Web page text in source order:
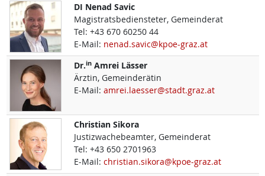
DI Nenad Savic
Magistratsbediensteter, Gemeinderat
Tel: +43 670 60250 44
E-Mail: nenad.savic@kpoe-graz.at
Dr.in Amrei Lässer
Ärztin, Gemeinderätin
E-Mail: amrei.laesser@stadt.graz.at
Christian Sikora
Justizwachebeamter, Gemeinderat
Tel: +43 650 2701963
E-Mail: christian.sikora@kpoe-graz.at